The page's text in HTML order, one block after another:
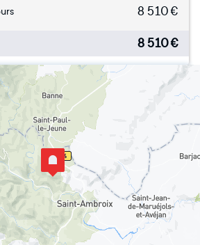
8 510€
8 510€